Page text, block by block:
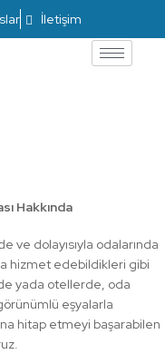
İletişim
Hakkında
ve dolayısıyla odalarında
hizmet edebildikleri gibi
yada otellerde, oda
eşyalarla
hitap etmeyi başarabilen